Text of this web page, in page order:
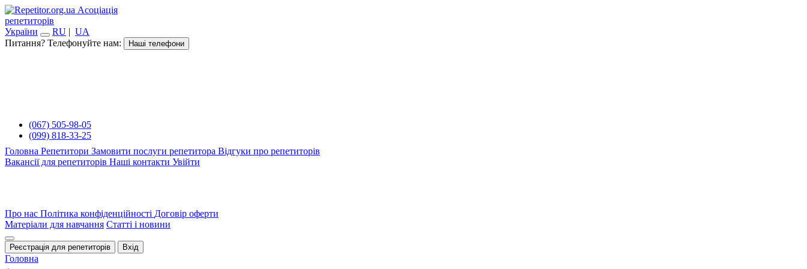
Асоціація
репетиторів
України
RU | UA
Питання? Телефонуйте нам:
Наші телефони
(067) 505-98-05
(099) 818-33-25
Головна Репетитори Замовити послуги репетитора Відгуки про репетиторів
Вакансії для репетиторів Наші контакти Увійти
Про нас Політика конфіденційності Договір оферти
Матеріали для навчання Статті і новини
Реєстрація для репетиторів Вхід
Головна